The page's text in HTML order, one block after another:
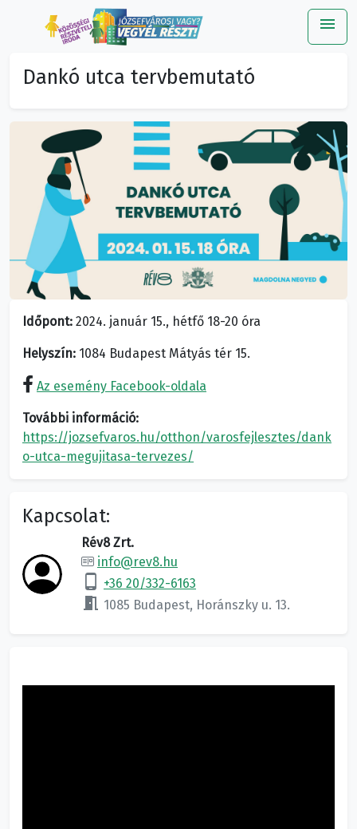
menu
Dankó utca tervbemutató
Időpont: 2024. január 15., hétfő 18-20 óra
Helyszín: 1084 Budapest Mátyás tér 15.
Az esemény Facebook-oldala
További információ:
https://jozsefvaros.hu/otthon/varosfejlesztes/dank
o-utca-megujitasa-tervezes/
Kapcsolat:
Rév8 Zrt.
info@rev8.hu
phone_android +36 20/332-6163
meeting_room 1085 Budapest, Horánszky u. 13.